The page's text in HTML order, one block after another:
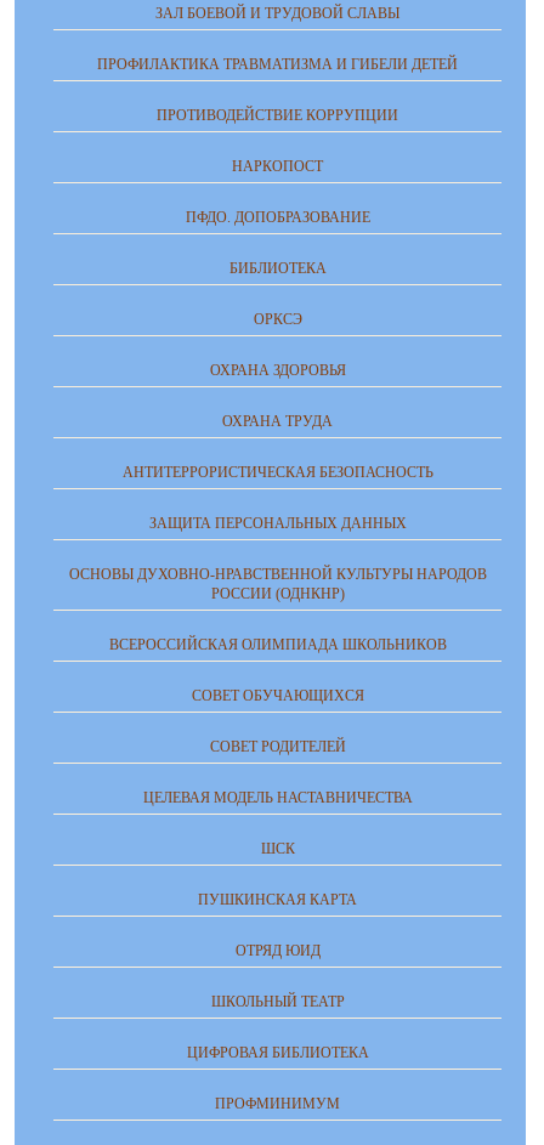
ЗАЛ БОЕВОЙ И ТРУДОВОЙ СЛАВЫ
ПРОФИЛАКТИКА ТРАВМАТИЗМА И ГИБЕЛИ ДЕТЕЙ
ПРОТИВОДЕЙСТВИЕ КОРРУПЦИИ
НАРКОПОСТ
ПФДО. ДОПОБРАЗОВАНИЕ
БИБЛИОТЕКА
ОРКСЭ
ОХРАНА ЗДОРОВЬЯ
ОХРАНА ТРУДА
АНТИТЕРРОРИСТИЧЕСКАЯ БЕЗОПАСНОСТЬ
ЗАЩИТА ПЕРСОНАЛЬНЫХ ДАННЫХ
ОСНОВЫ ДУХОВНО-НРАВСТВЕННОЙ КУЛЬТУРЫ НАРОДОВ
РОССИИ (ОДНКНР)
ВСЕРОССИЙСКАЯ ОЛИМПИАДА ШКОЛЬНИКОВ
СОВЕТ ОБУЧАЮЩИХСЯ
СОВЕТ РОДИТЕЛЕЙ
ЦЕЛЕВАЯ МОДЕЛЬ НАСТАВНИЧЕСТВА
ШСК
ПУШКИНСКАЯ КАРТА
ОТРЯД ЮИД
ШКОЛЬНЫЙ ТЕАТР
ЦИФРОВАЯ БИБЛИОТЕКА
ПРОФМИНИМУМ